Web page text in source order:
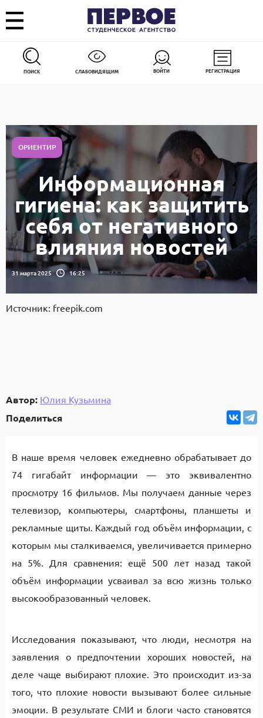
ПОИСК СЛАБОВИДЯЩИМ ВОЙТИ РЕГИСТРАЦИЯ
ОРИЕНТИР
Информационная
гигиена: как защитить
себя от негативного
влияния новостей
31 марта 2025 16:25
Источник: freepik.com
Автор: Юлия Кузьмина
Поделиться
В наше время человек ежедневно обрабатывает до
74 гигабайт информации — это эквивалентно
просмотру 16 фильмов. Мы получаем данные через
телевизор, компьютеры, смартфоны, планшеты и
рекламные щиты. Каждый год объём информации, с
которым мы сталкиваемся, увеличивается примерно
на 5%. Для сравнения: ещё 500 лет назад такой
объём информации усваивал за всю жизнь только
высокообразованный человек.
Исследования показывают, что люди, несмотря на
заявления о предпочтении хороших новостей, на
деле чаще выбирают плохие. Это происходит из-за
того, что плохие новости вызывают более сильные
эмоции. В результате СМИ и блоги часто становятся